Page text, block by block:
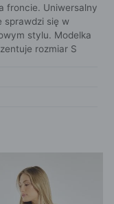
froncie. Uniwersalny
sprawdzi się w
stylu. Modelka
rozmiar S